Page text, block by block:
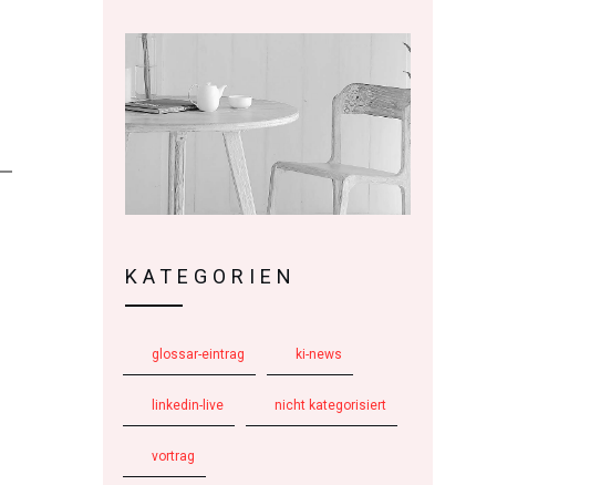
KATEGORIEN
glossar-eintrag ki-news
linkedin-live nicht kategorisiert
vortrag